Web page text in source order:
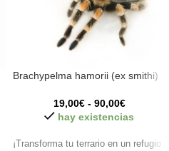
Brachypelma hamorii (ex smithi)
19,00€ - 90,00€
hay existencias
¡Transforma tu terrario en un refugio